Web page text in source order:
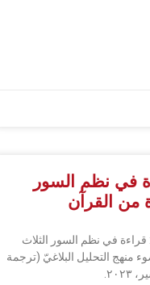
في نظم السور
من القرآن
في نظم السور الثلاث
منهج التحليل البلاغيّ (ترجمة